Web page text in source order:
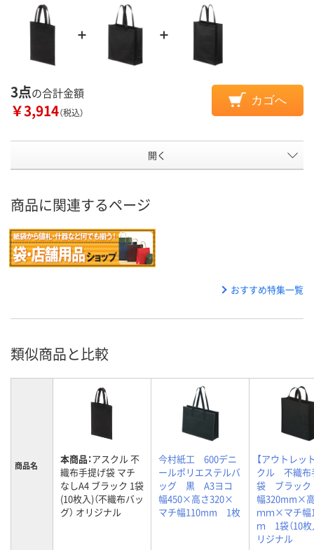
3点の合計金額
￥3,914（税込）
カゴへ
開く
商品に関連するページ
おすすめ特集一覧
類似商品と比較
商品名 本商品：アスクル 不
織布手提げ袋 マチ
なしA4 ブラック 1袋
(10枚入)（不織布バッ
グ） オリジナル
今村紙工 600デニ
ールポリエステルバ
ッグ 黒 A3ヨコ
幅450×高さ320×
マチ幅110mm 1枚
【アウトレッ
クル 不織布
袋 ブラッ
幅320mm×
ｍｍ×マチ幅
ｍ 1袋（10枚
リジナル